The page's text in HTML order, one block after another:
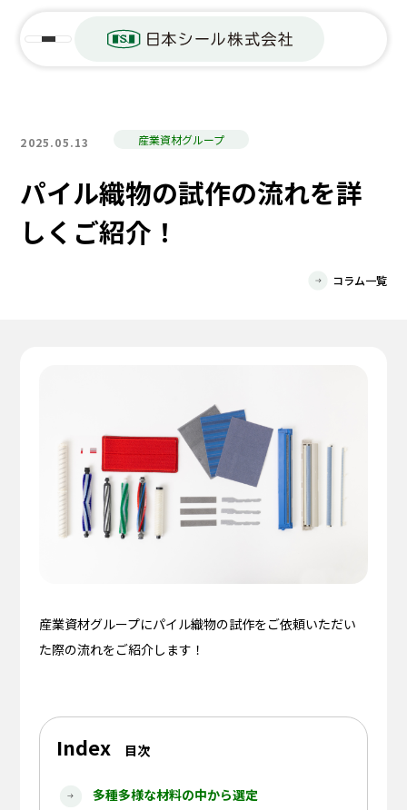
2025.05.13 産業資材グループ
パイル織物の試作の流れを詳
しくご紹介！
コラム一覧
産業資材グループにパイル織物の試作をご依頼いただい
た際の流れをご紹介します！
Index 目次
多種多様な材料の中から選定